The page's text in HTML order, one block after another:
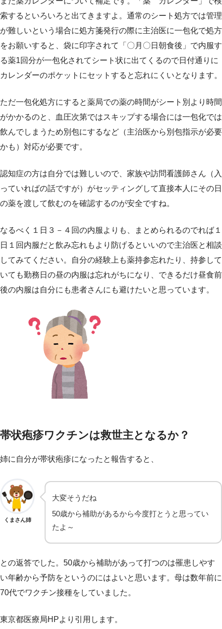
索するといろいろと出てきますよ。通常のシート処方では管理
が難しいという場合に処方箋発行の際に主治医に一包化で処方
をお願いすると、袋に印字されて「〇月〇日朝食後」で内服す
る薬1回分が一包化されてシート状に出てくるので日付通りに
カレンダーのポケットにセットすると忘れにくいとなります。
ただ一包化処方にすると薬局での薬の時間がシート別より時間
がかかるのと、血圧次第ではスキップする場合には一包化では
飲んでしまうため別包にするなど（主治医から別包指示が必要
かも）対応が必要です。
認知症の方は自分では難しいので、家族や訪問看護師さん（入
っていればの話ですが）がセッティングして直接本人にその日
の薬を渡して飲むのを確認するのが安全ですね。
なるべく１日３－４回の内服よりも、まとめられるのでれば１
日１回内服だと飲み忘れもより防げるといいので主治医と相談
してみてください。自分の経験上も薬持参忘れたり、持参して
いても勤務日の昼の内服は忘れがちになり、できるだけ昼食前
後の内服は自分にも患者さんにも避けたいと思っています。
帯状疱疹ワクチンは救世主となるか？
姉に自分が帯状疱疹になったと報告すると、
くまさん姉
大変そうだね
50歳から補助があるから今度打とうと思ってい
たよ～
との返答でした。50歳から補助があって打つのは罹患しやす
い年齢から予防をというのにはよいと思います。母は数年前に
70代でワクチン接種をしていました。
東京都医療局HPより引用します。